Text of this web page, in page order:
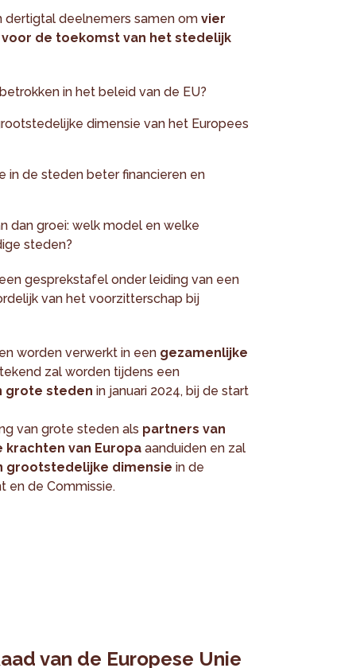
dertigtal deelnemers samen omvier
de toekomst van het stedelijk
in het beleid van de EU?
dimensie van het Europees
in de steden beter financieren en
dan groei: welk model en welke
steden?
gesprekstafel onder leiding van een
van het voorzitterschap bij
worden verwerkt in een gezamenlijke
zal worden tijdens een
grote steden in januari 2024, bij de start
van grote steden als partners van
van Europa aanduiden en zal
grootstedelijke dimensie in de
en de Commissie.
van de Europese Unie